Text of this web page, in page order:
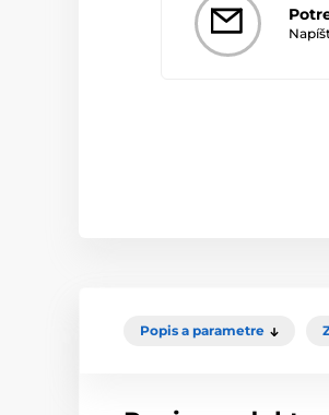
Popis a parametre